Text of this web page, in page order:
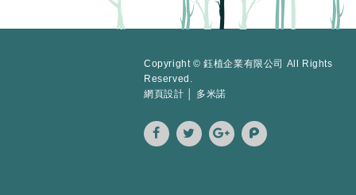
Copyright © 鈺植企業有限公司 All Rights
Reserved.
網頁設計 │ 多米諾